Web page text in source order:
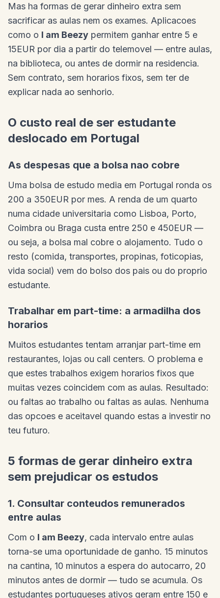
Mas ha formas de gerar dinheiro extra sem
sacrificar as aulas nem os exames. Aplicacoes
como o I am Beezy permitem ganhar entre 5 e
15EUR por dia a partir do telemovel — entre aulas,
na biblioteca, ou antes de dormir na residencia.
Sem contrato, sem horarios fixos, sem ter de
explicar nada ao senhorio.
O custo real de ser estudante
deslocado em Portugal
As despesas que a bolsa nao cobre
Uma bolsa de estudo media em Portugal ronda os
200 a 350EUR por mes. A renda de um quarto
numa cidade universitaria como Lisboa, Porto,
Coimbra ou Braga custa entre 250 e 450EUR —
ou seja, a bolsa mal cobre o alojamento. Tudo o
resto (comida, transportes, propinas, foticopias,
vida social) vem do bolso dos pais ou do proprio
estudante.
Trabalhar em part-time: a armadilha dos
horarios
Muitos estudantes tentam arranjar part-time em
restaurantes, lojas ou call centers. O problema e
que estes trabalhos exigem horarios fixos que
muitas vezes coincidem com as aulas. Resultado:
ou faltas ao trabalho ou faltas as aulas. Nenhuma
das opcoes e aceitavel quando estas a investir no
teu futuro.
5 formas de gerar dinheiro extra
sem prejudicar os estudos
1. Consultar conteudos remunerados
entre aulas
Com o I am Beezy, cada intervalo entre aulas
torna-se uma oportunidade de ganho. 15 minutos
na cantina, 10 minutos a espera do autocarro, 20
minutos antes de dormir — tudo se acumula. Os
estudantes portugueses ativos geram entre 150 e